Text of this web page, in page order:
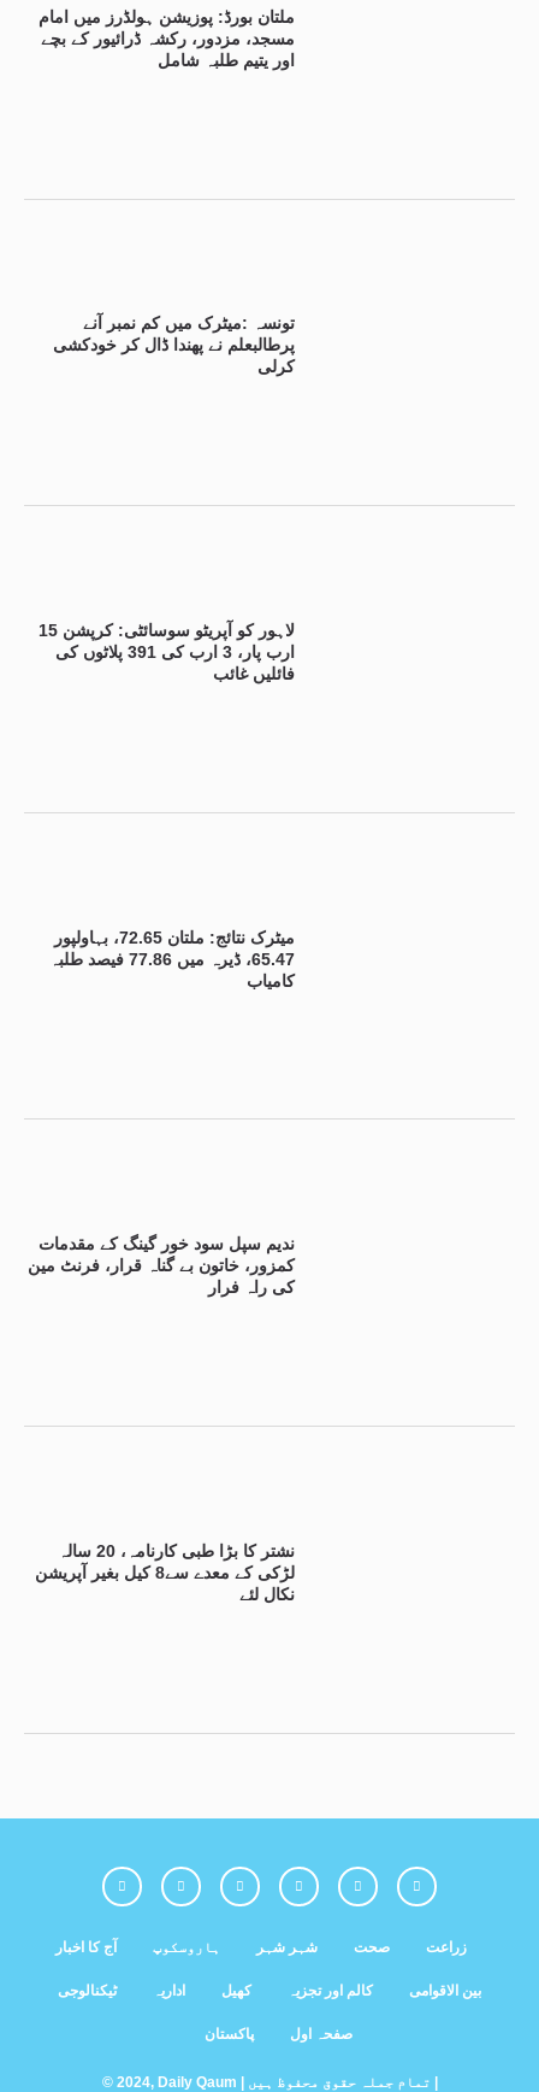
ملتان بورڈ: پوزیشن ہولڈرز میں امام
مسجد، مزدور، رکشہ ڈرائیور کے بچے
اور یتیم طلبہ شامل
تونسہ :میٹرک میں کم نمبر آنے
پرطالبعلم نے پھندا ڈال کر خودکشی
کرلی
لاہور کو آپریٹو سوسائٹی: کرپشن 15
ارب پار، 3 ارب کی 391 پلاٹوں کی
فائلیں غائب
میٹرک نتائج: ملتان 72.65، بہاولپور
65.47، ڈیرہ میں 77.86 فیصد طلبہ
کامیاب
ندیم سپل سود خور گینگ کے مقدمات
کمزور، خاتون بے گناہ قرار، فرنٹ مین
کی راہ فرار
نشتر کا بڑا طبی کارنامہ، 20 سالہ
لڑکی کے معدے سے8 کیل بغیر آپریشن
نکال لئے
آج کا اخبار ہاروسکوپ شہر شہر صحت زراعت
ٹیکنالوجی اداریہ کھیل کالم اور تجزیہ بین الاقوامی
پاکستان صفحہ اول
© 2024, Daily Qaum | تمام جملہ حقوق محفوظ ہیں |